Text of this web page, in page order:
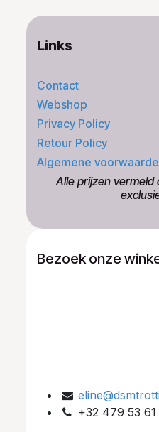
Links
Contact
Webshop
Privacy Policy
Retour Policy
Algemene
​Alle prijzen
Bezoek onze
+32 479 53 61